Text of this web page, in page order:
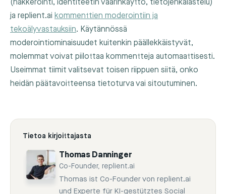
(hakkerointi, identiteetin väärinkäyttö, tietojenkalastelu)
ja replient.ai kommenttien moderointiin ja
tekoälyvastauksiin. Käytännössä
moderointiominaisuudet kuitenkin päällekkäistyvät,
molemmat voivat piilottaa kommentteja automaattisesti.
Useimmat tiimit valitsevat toisen riippuen siitä, onko
heidän päätavoitteensa tietoturva vai sitoutuminen.
Tietoa kirjoittajasta
Thomas Danninger
Co-Founder, replient.ai
Thomas ist Co-Founder von replient.ai
und Experte für KI-gestütztes Social